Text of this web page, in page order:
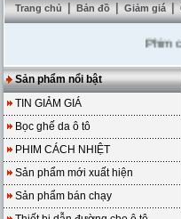
Trang chủ | Bản đồ | Giảm giá |
Phim cách
Sản phẩm nổi bật
TIN GIẢM GIÁ
Bọc ghế da ô tô
PHIM CÁCH NHIỆT
Sản phẩm mới xuất hiện
Sản phẩm bán chạy